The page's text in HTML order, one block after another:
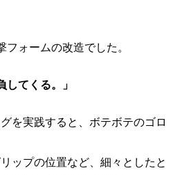
ォームの改造でした。
してくる。」
を実践すると、ボテボテのゴロ
ップの位置など、細々としたと